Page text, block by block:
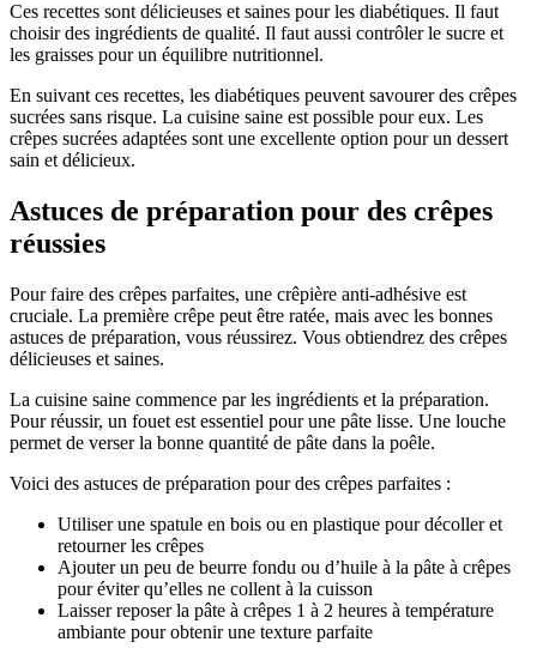
Ces recettes sont délicieuses et saines pour les diabétiques. Il faut
choisir des ingrédients de qualité. Il faut aussi contrôler le sucre et
les graisses pour un équilibre nutritionnel.
En suivant ces recettes, les diabétiques peuvent savourer des crêpes
sucrées sans risque. La cuisine saine est possible pour eux. Les
crêpes sucrées adaptées sont une excellente option pour un dessert
sain et délicieux.
Astuces de préparation pour des crêpes
réussies
Pour faire des crêpes parfaites, une crêpière anti-adhésive est
cruciale. La première crêpe peut être ratée, mais avec les bonnes
astuces de préparation, vous réussirez. Vous obtiendrez des crêpes
délicieuses et saines.
La cuisine saine commence par les ingrédients et la préparation.
Pour réussir, un fouet est essentiel pour une pâte lisse. Une louche
permet de verser la bonne quantité de pâte dans la poêle.
Voici des astuces de préparation pour des crêpes parfaites :
Utiliser une spatule en bois ou en plastique pour décoller et
retourner les crêpes
Ajouter un peu de beurre fondu ou d’huile à la pâte à crêpes
pour éviter qu’elles ne collent à la cuisson
Laisser reposer la pâte à crêpes 1 à 2 heures à température
ambiante pour obtenir une texture parfaite